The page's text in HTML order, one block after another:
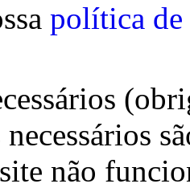
política de
não